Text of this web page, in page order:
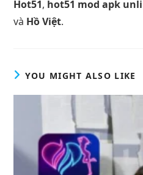
Hot51, hot51 mod apk
và Hồ Việt.
YOU MIGHT ALSO LIKE